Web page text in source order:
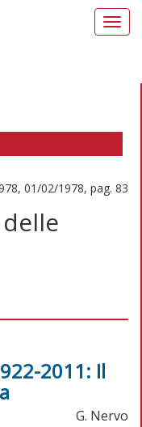
01/02/1978, pag. 83
2011: Il
G. Nervo